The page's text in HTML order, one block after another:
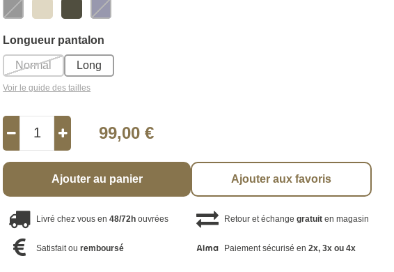
Longueur pantalon
Normal Long
Voir le guide des tailles
99,00 €
Ajouter au panier Ajouter aux favoris
Livré chez vous en48/72h ouvrées Retour et échange gratuiten magasin
Satisfait ouremboursé Paiement sécurisé en 2x, 3x ou 4x